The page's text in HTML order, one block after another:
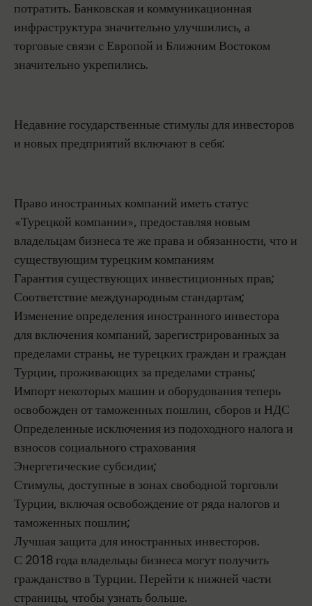
потратить. Банковская и коммуникационная
инфраструктура значительно улучшились, а
торговые связи с Европой и Ближним Востоком
значительно укрепились.
Недавние государственные стимулы для инвесторов
и новых предприятий включают в себя:
Право иностранных компаний иметь статус
«Турецкой компании», предоставляя новым
владельцам бизнеса те же права и обязанности, что и
существующим турецким компаниям
Гарантия существующих инвестиционных прав;
Соответствие международным стандартам;
Изменение определения иностранного инвестора
для включения компаний, зарегистрированных за
пределами страны, не турецких граждан и граждан
Турции, проживающих за пределами страны;
Импорт некоторых машин и оборудования теперь
освобожден от таможенных пошлин, сборов и НДС
Определенные исключения из подоходного налога и
взносов социального страхования
Энергетические субсидии;
Стимулы, доступные в зонах свободной торговли
Турции, включая освобождение от ряда налогов и
таможенных пошлин;
Лучшая защита для иностранных инвесторов.
С 2018 года владельцы бизнеса могут получить
гражданство в Турции. Перейти к нижней части
страницы, чтобы узнать больше.